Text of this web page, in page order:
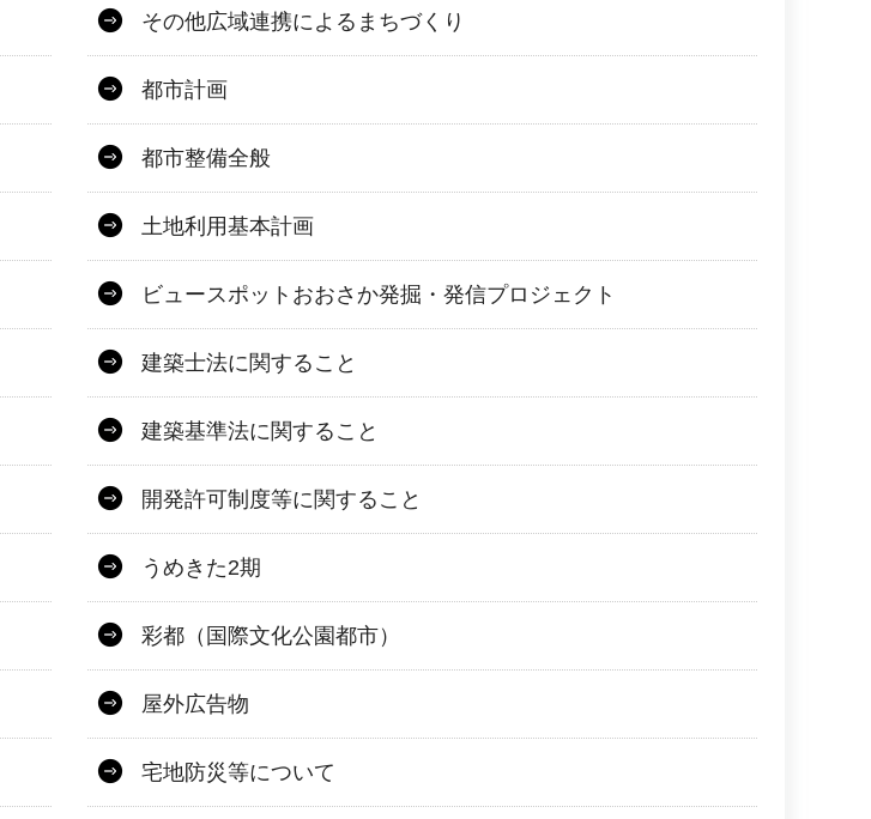
その他広域連携によるまちづくり
都市計画
都市整備全般
土地利用基本計画
ビュースポットおおさか発掘・発信プロジェクト
建築士法に関すること
建築基準法に関すること
開発許可制度等に関すること
うめきた2期
彩都（国際文化公園都市）
屋外広告物
宅地防災等について